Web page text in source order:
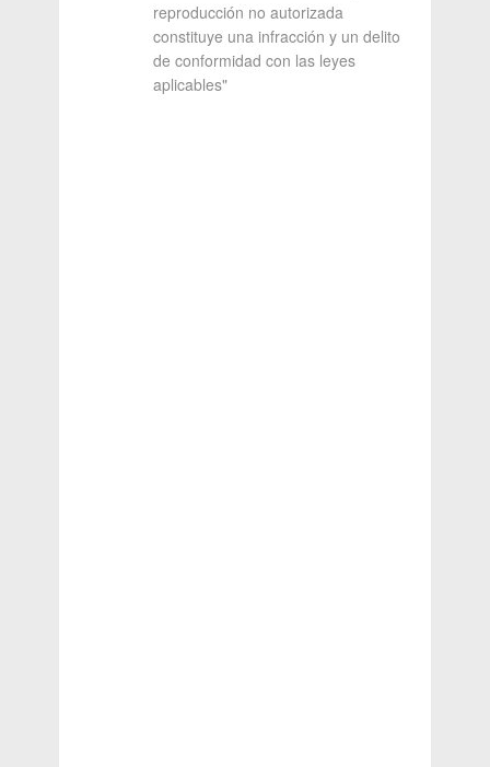
reproducción no autorizada
constituye una infracción y un delito
de conformidad con las leyes
aplicables"